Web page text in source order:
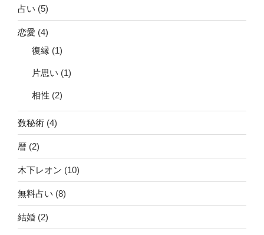
占い (5)
恋愛 (4)
復縁 (1)
片思い (1)
相性 (2)
数秘術 (4)
暦 (2)
木下レオン (10)
無料占い (8)
結婚 (2)